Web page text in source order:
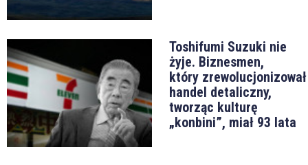
Toshifumi Suzuki nie
żyje. Biznesmen,
który zrewolucjonizował
handel detaliczny,
tworząc kulturę
„konbini”, miał 93 lata